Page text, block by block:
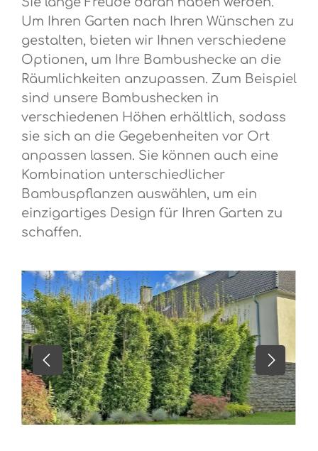
Um Ihren Garten nach Ihren Wünschen zu
gestalten, bieten wir Ihnen verschiedene
Optionen, um Ihre Bambushecke an die
Räumlichkeiten anzupassen. Zum Beispiel
sind unsere Bambushecken in
verschiedenen Höhen erhältlich, sodass
sie sich an die Gegebenheiten vor Ort
anpassen lassen. Sie können auch eine
Kombination unterschiedlicher
Bambuspflanzen auswählen, um ein
einzigartiges Design für Ihren Garten zu
schaffen.
Bildergalerie überspringen